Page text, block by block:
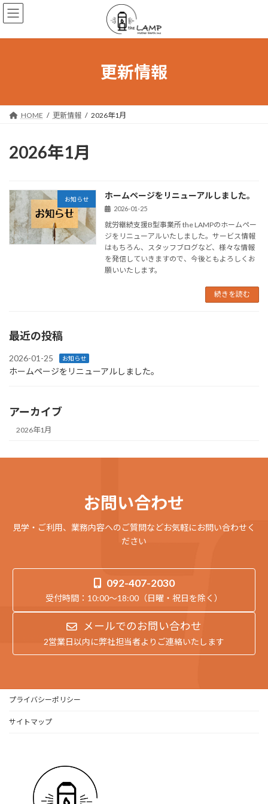
コ
ン
ン
ナ
ビ
ー
更新情報
HOME 更新情報 2026年1月
2026年1月
お知らせ ホームページをリニューアルしました。
2026-01-25
就労継続支援B型事業所 the LAMPのホームペー
ジをリニューアルいたしました。サービス情報
はもちろん、スタッフブログなど、様々な情報
を発信していきますので、今後ともよろしくお
願いいたします。
続きを読む
最近の投稿
2026-01-25 お知らせ
ホームページをリニューアルしました。
アーカイブ
2026年1月
お問い合わせ
見学・ご利用、業務内容へのご質問などお気軽にお問い合わせく
ださい
092-407-2030
受付時間：10:00～18:00（日曜・祝日を除く）
メールでのお問い合わせ
2営業日以内に弊社担当者よりご連絡いたします
プライバシーポリシー
サイトマップ